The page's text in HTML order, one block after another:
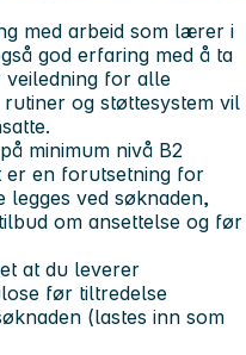
med arbeid som lærer i
god erfaring med å ta
veiledning for alle
og støttesystem vil
minimum nivå B2
er en forutsetning for
legges ved søknaden,
om ansettelse og før
at du leverer
før tiltredelse
(lastes inn som